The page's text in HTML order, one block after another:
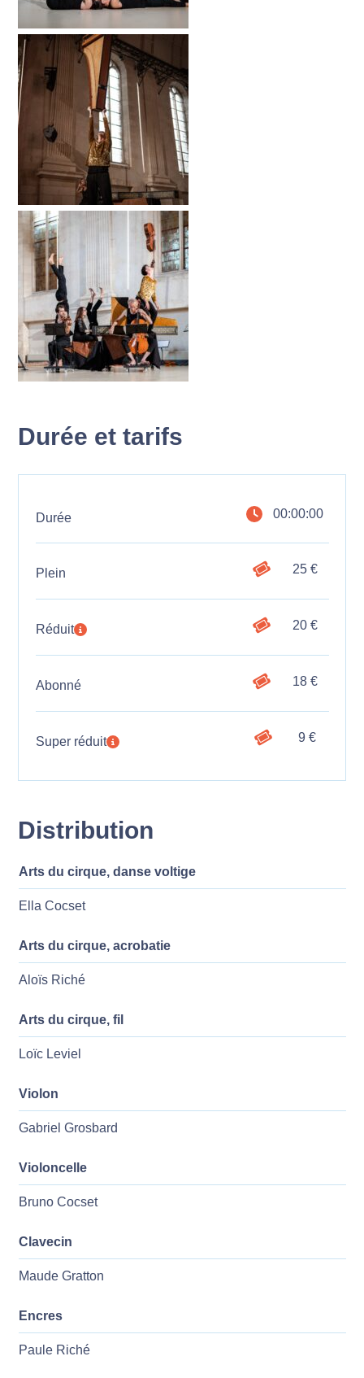
Durée et tarifs
Durée 00:00:00
Plein 25 €
Réduit 20 €
Abonné 18 €
Super réduit 9 €
Distribution
Arts du cirque, danse voltige
Ella Cocset
Arts du cirque, acrobatie
Aloïs Riché
Arts du cirque, fil
Loïc Leviel
Violon
Gabriel Grosbard
Violoncelle
Bruno Cocset
Clavecin
Maude Gratton
Encres
Paule Riché